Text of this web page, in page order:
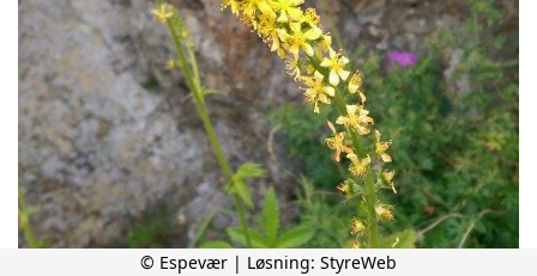
© Espevær | Løsning: StyreWeb